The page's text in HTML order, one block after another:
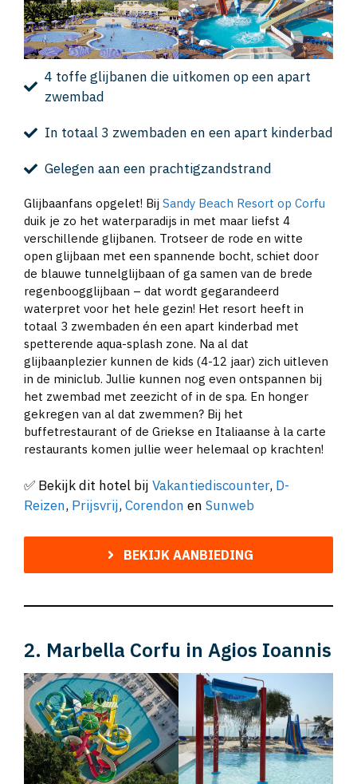
4 toffe glijbanen die uitkomen op een apart
zwembad
In totaal 3 zwembaden en een apart kinderbad
Gelegen aan een prachtigzandstrand
Glijbaanfans opgelet! Bij Sandy Beach Resort op Corfu
duik je zo het waterparadijs in met maar liefst 4
verschillende glijbanen. Trotseer de rode en witte
open glijbaan met een spannende bocht, schiet door
de blauwe tunnelglijbaan of ga samen van de brede
regenboogglijbaan – dat wordt gegarandeerd
waterpret voor het hele gezin! Het resort heeft in
totaal 3 zwembaden én een apart kinderbad met
spetterende aqua-splash zone. Na al dat
glijbaanplezier kunnen de kids (4-12 jaar) zich uitleven
in de miniclub. Jullie kunnen nog even ontspannen bij
het zwembad met zeezicht of in de spa. En honger
gekregen van al dat zwemmen? Bij het
buffetrestaurant of de Griekse en Italiaanse à la carte
restaurants komen jullie weer helemaal op krachten!
✅ Bekijk dit hotel bij Vakantiediscounter, D-
Reizen, Prijsvrij,Corendon en Sunweb
BEKIJK AANBIEDING
2. Marbella Corfu in Agios Ioannis